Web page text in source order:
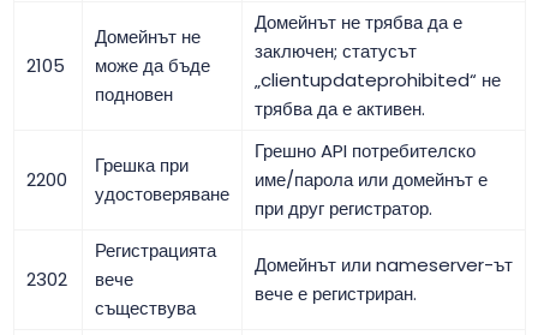
2105
Домейнът не
може да бъде
подновен
Домейнът не трябва да е
заключен; статусът
„clientupdateprohibited“ не
трябва да е активен.
2200
Грешка при
удостоверяване
Грешно API потребителско
име/парола или домейнът е
при друг регистратор.
2302
Регистрацията
вече
съществува
Домейнът или nameserver-ът
вече е регистриран.